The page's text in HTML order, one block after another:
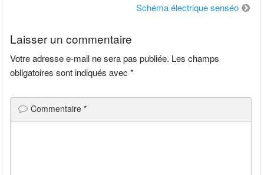
Schéma électrique senséo
Laisser un commentaire
Votre adresse e-mail ne sera pas publiée. Les champs
obligatoires sont indiqués avec*
Commentaire*